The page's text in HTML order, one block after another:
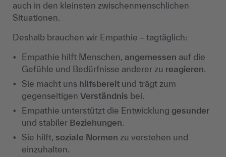
auch in den kleinsten zwischenmenschlichen
Situationen.
Deshalb brauchen wir Empathie – tagtäglich:
Empathie hilft Menschen, angemessen auf die
Gefühle und Bedürfnisse anderer zu reagieren.
Sie macht uns hilfsbereit und trägt zum
gegenseitigen Verständnis bei.
Empathie unterstützt die Entwicklung gesunder
und stabiler Beziehungen.
Sie hilft, soziale Normen zu verstehen und
einzuhalten.